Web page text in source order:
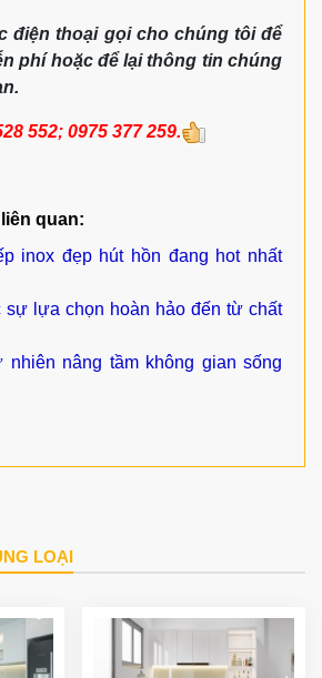
thoại gọi cho chúng tôi để
phí hoặc để lại thông tin chúng
552; 0975 377 259.
quan:
inox đẹp hút hồn đang hot nhất
sự lựa chọn hoàn hảo đến từ chất
nhiên nâng tầm không gian sống
LOẠI